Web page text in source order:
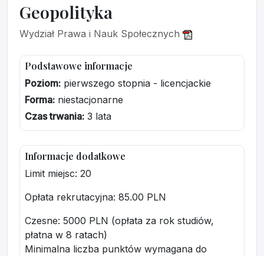
Geopolityka
Wydział Prawa i Nauk Społecznych
Podstawowe informacje
Poziom: pierwszego stopnia - licencjackie
Forma: niestacjonarne
Czas trwania: 3 lata
Informacje dodatkowe
Limit miejsc: 20
Opłata rekrutacyjna: 85.00 PLN
Czesne: 5000 PLN (opłata za rok studiów,
płatna w 8 ratach)
Minimalna liczba punktów wymagana do